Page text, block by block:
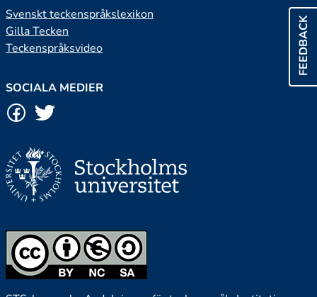
FEEDBACK
Svenskt teckenspråkslexikon
Gilla Tecken
Teckenspråksvideo
SOCIALA MEDIER